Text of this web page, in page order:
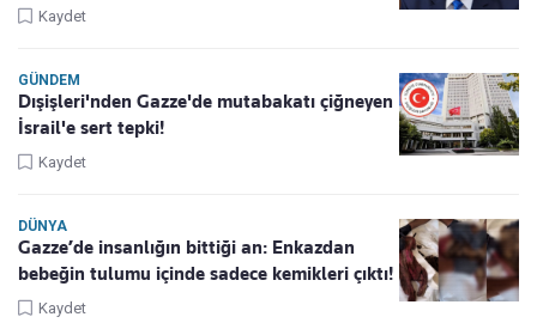
Kaydet
GÜNDEM
Dışişleri'nden Gazze'de mutabakatı çiğneyen
İsrail'e sert tepki!
Kaydet
DÜNYA
Gazze’de insanlığın bittiği an: Enkazdan
bebeğin tulumu içinde sadece kemikleri çıktı!
Kaydet